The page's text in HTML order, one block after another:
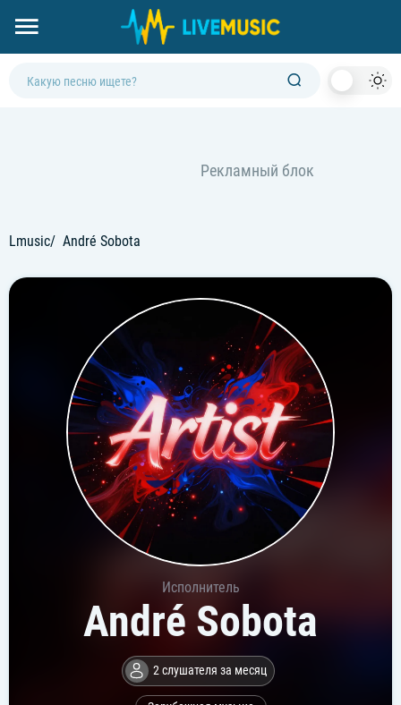
Lmusic André Sobota
Исполнитель
André Sobota
2 слушателя за месяц